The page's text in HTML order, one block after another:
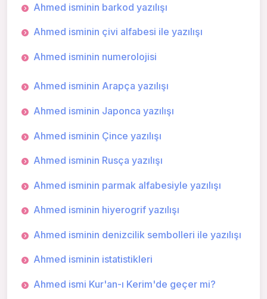
Ahmed isminin barkod yazılışı
Ahmed isminin çivi alfabesi ile yazılışı
Ahmed isminin numerolojisi
Ahmed isminin Arapça yazılışı
Ahmed isminin Japonca yazılışı
Ahmed isminin Çince yazılışı
Ahmed isminin Rusça yazılışı
Ahmed isminin parmak alfabesiyle yazılışı
Ahmed isminin hiyerogrif yazılışı
Ahmed isminin denizcilik sembolleri ile yazılışı
Ahmed isminin istatistikleri
Ahmed ismi Kur'an-ı Kerim'de geçer mi?